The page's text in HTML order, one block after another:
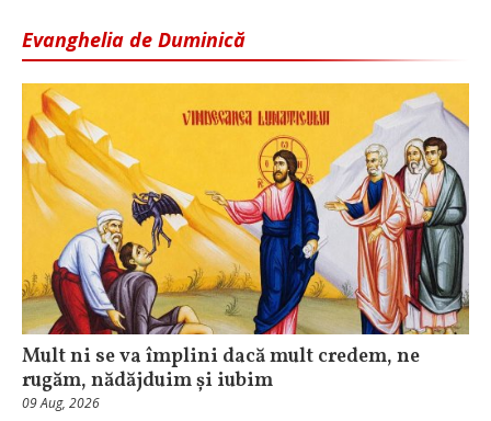
Evanghelia de Duminică
Mult ni se va împlini dacă mult credem, ne
rugăm, nădăjduim și iubim
09 Aug, 2026